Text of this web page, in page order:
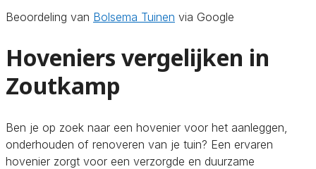
Beoordeling van Bolsema Tuinen via Google
Hoveniers vergelijken in
Zoutkamp
Ben je op zoek naar een hovenier voor het aanleggen,
onderhouden of renoveren van je tuin? Een ervaren
hovenier zorgt voor een verzorgde en duurzame